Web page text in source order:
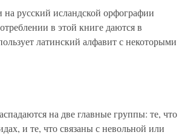
русский исландской орфографии
в этой книге даются в
латинский алфавит с некоторыми
на две главные группы: те, что
и те, что связаны с невольной или